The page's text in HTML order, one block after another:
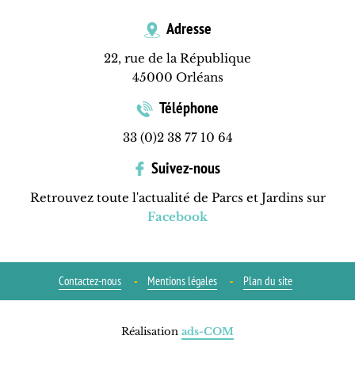
Adresse
22, rue de la République
45000 Orléans
Téléphone
33 (0)2 38 77 10 64
Suivez-nous
Retrouvez toute l'actualité de Parcs et Jardins sur
Facebook
Contactez-nous Mentions légales Plan du site
Réalisation ads-COM